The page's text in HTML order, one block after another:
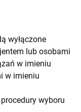
wyłączone
lub osobami
w imieniu
w imieniu
wyboru